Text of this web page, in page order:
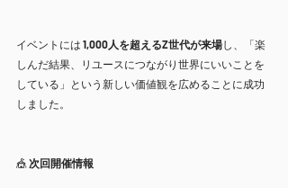
イベントには 1,000人を超えるZ世代が来場し、「楽
しんだ結果、リユースにつながり世界にいいことを
している」という新しい価値観を広めることに成功
しました。
🎪 次回開催情報